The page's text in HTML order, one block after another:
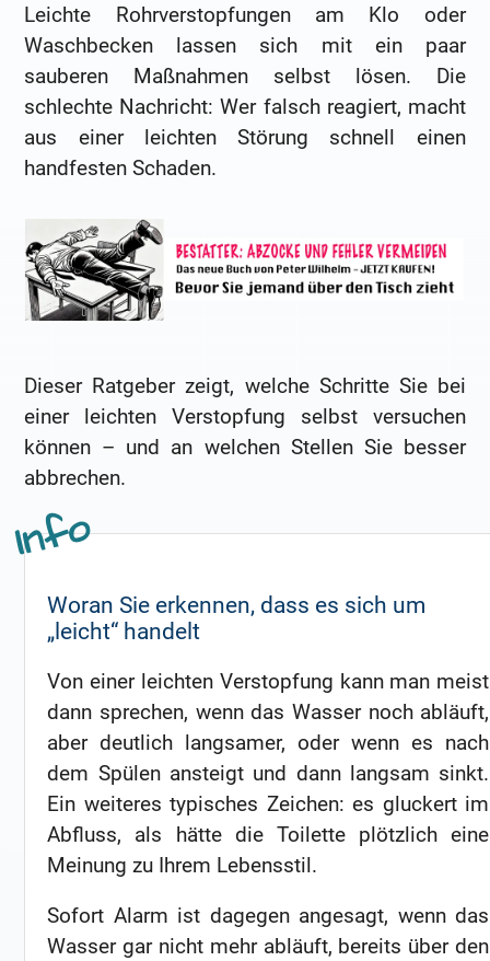
Leichte Rohrverstopfungen am Klo oder
Waschbecken lassen sich mit ein paar
sauberen Maßnahmen selbst lösen. Die
schlechte Nachricht: Wer falsch reagiert, macht
aus einer leichten Störung schnell einen
handfesten Schaden.
Dieser Ratgeber zeigt, welche Schritte Sie bei
einer leichten Verstopfung selbst versuchen
können – und an welchen Stellen Sie besser
abbrechen.
Woran Sie erkennen, dass es sich um
„leicht“ handelt
Von einer leichten Verstopfung kann man meist
dann sprechen, wenn das Wasser noch abläuft,
aber deutlich langsamer, oder wenn es nach
dem Spülen ansteigt und dann langsam sinkt.
Ein weiteres typisches Zeichen: es gluckert im
Abfluss, als hätte die Toilette plötzlich eine
Meinung zu Ihrem Lebensstil.
Sofort Alarm ist dagegen angesagt, wenn das
Wasser gar nicht mehr abläuft, bereits über den